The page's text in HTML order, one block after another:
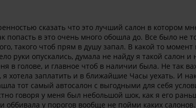
сказать что это лучший салон в котором
попасть в это очень много обошла до. Все было не
такого чтоб прям в душу запал. В какой то
руки опускались, думала не найду я такой
в голове, и главное чтоб в наличии была. Не так
я хотела заплатить и в ближайшие Часы уехать. И
тот самый автосалон с выгодными для себя
говоря у меня был небольшой шок, как я его
оббивала у порогов вообще не пойми каких